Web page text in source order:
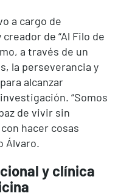
a cargo de
de “Al Filo de
a través de un
la perseverancia y
alcanzar
“Somos
de vivir sin
hacer cosas
Álvaro.
y clínica